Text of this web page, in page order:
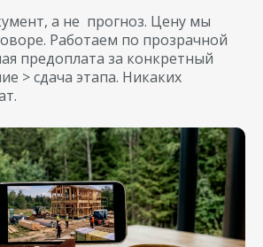
а не прогноз. Цену мы
Работаем по прозрачной
предоплата за конкретный
> сдача этапа. Никаких